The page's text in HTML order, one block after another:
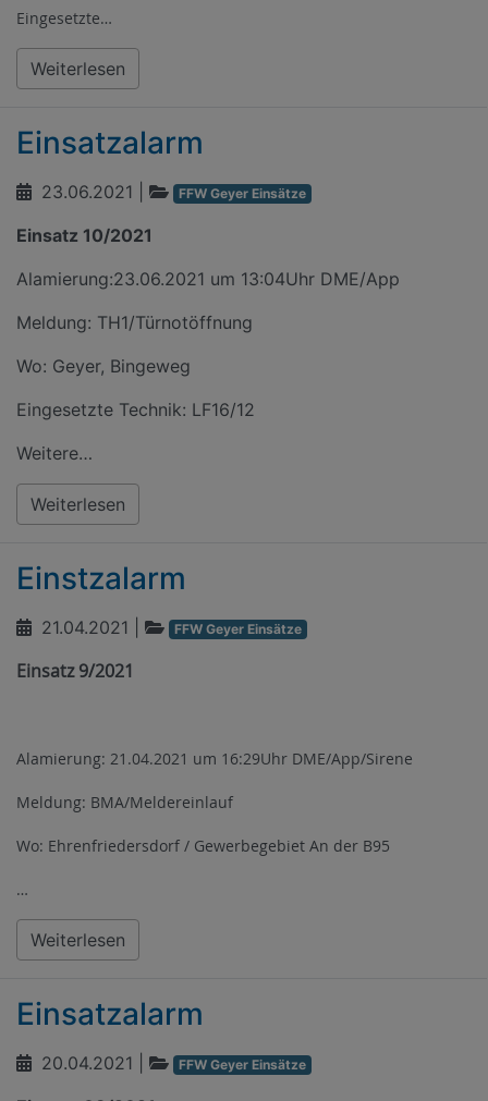
Eingesetzte…
Weiterlesen
Einsatzalarm
23.06.2021 FFW Geyer Einsätze
Einsatz 10/2021
Alamierung:23.06.2021 um 13:04Uhr DME/App
Meldung: TH1/Türnotöffnung
Wo: Geyer, Bingeweg
Eingesetzte Technik: LF16/12
Weitere…
Weiterlesen
Einstzalarm
21.04.2021 FFW Geyer Einsätze
Einsatz 9/2021
Alamierung: 21.04.2021 um 16:29Uhr DME/App/Sirene
Meldung: BMA/Meldereinlauf
Wo: Ehrenfriedersdorf / Gewerbegebiet An der B95
…
Weiterlesen
Einsatzalarm
20.04.2021 FFW Geyer Einsätze